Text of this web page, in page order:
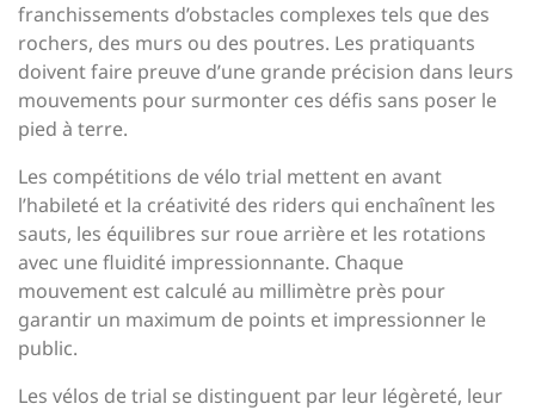
franchissements d’obstacles complexes tels que des
rochers, des murs ou des poutres. Les pratiquants
doivent faire preuve d’une grande précision dans leurs
mouvements pour surmonter ces défis sans poser le
pied à terre.
Les compétitions de vélo trial mettent en avant
l’habileté et la créativité des riders qui enchaînent les
sauts, les équilibres sur roue arrière et les rotations
avec une fluidité impressionnante. Chaque
mouvement est calculé au millimètre près pour
garantir un maximum de points et impressionner le
public.
Les vélos de trial se distinguent par leur légèreté, leur